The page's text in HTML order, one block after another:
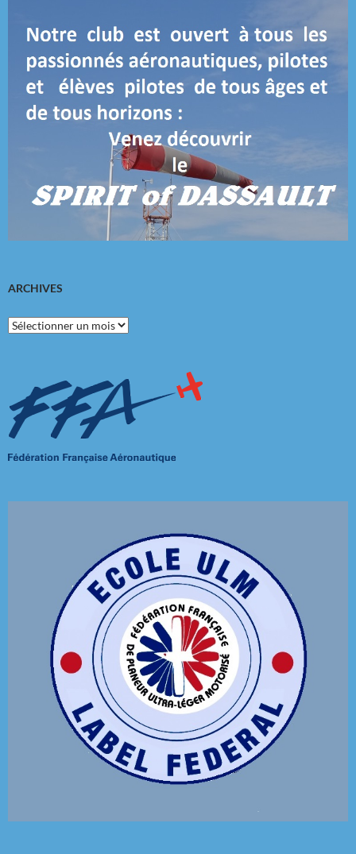
ARCHIVES
Archives